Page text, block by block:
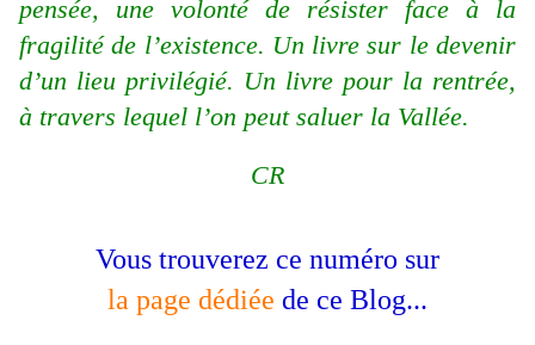
pensée, une volonté de résister face à la
fragilité de l’existence. Un livre sur le devenir
d’un lieu privilégié. Un livre pour la rentrée,
à travers lequel l’on peut saluer la Vallée.
CR
Vous trouverez ce numéro sur
la page dédiée de ce Blog...